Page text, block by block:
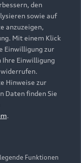
den
sowie auf
anzuzeigen,
Mit einem Klick
Einwilligung zur
Ihre Einwilligung
Hinweise zur
Daten finden Sie
.
Funktionen